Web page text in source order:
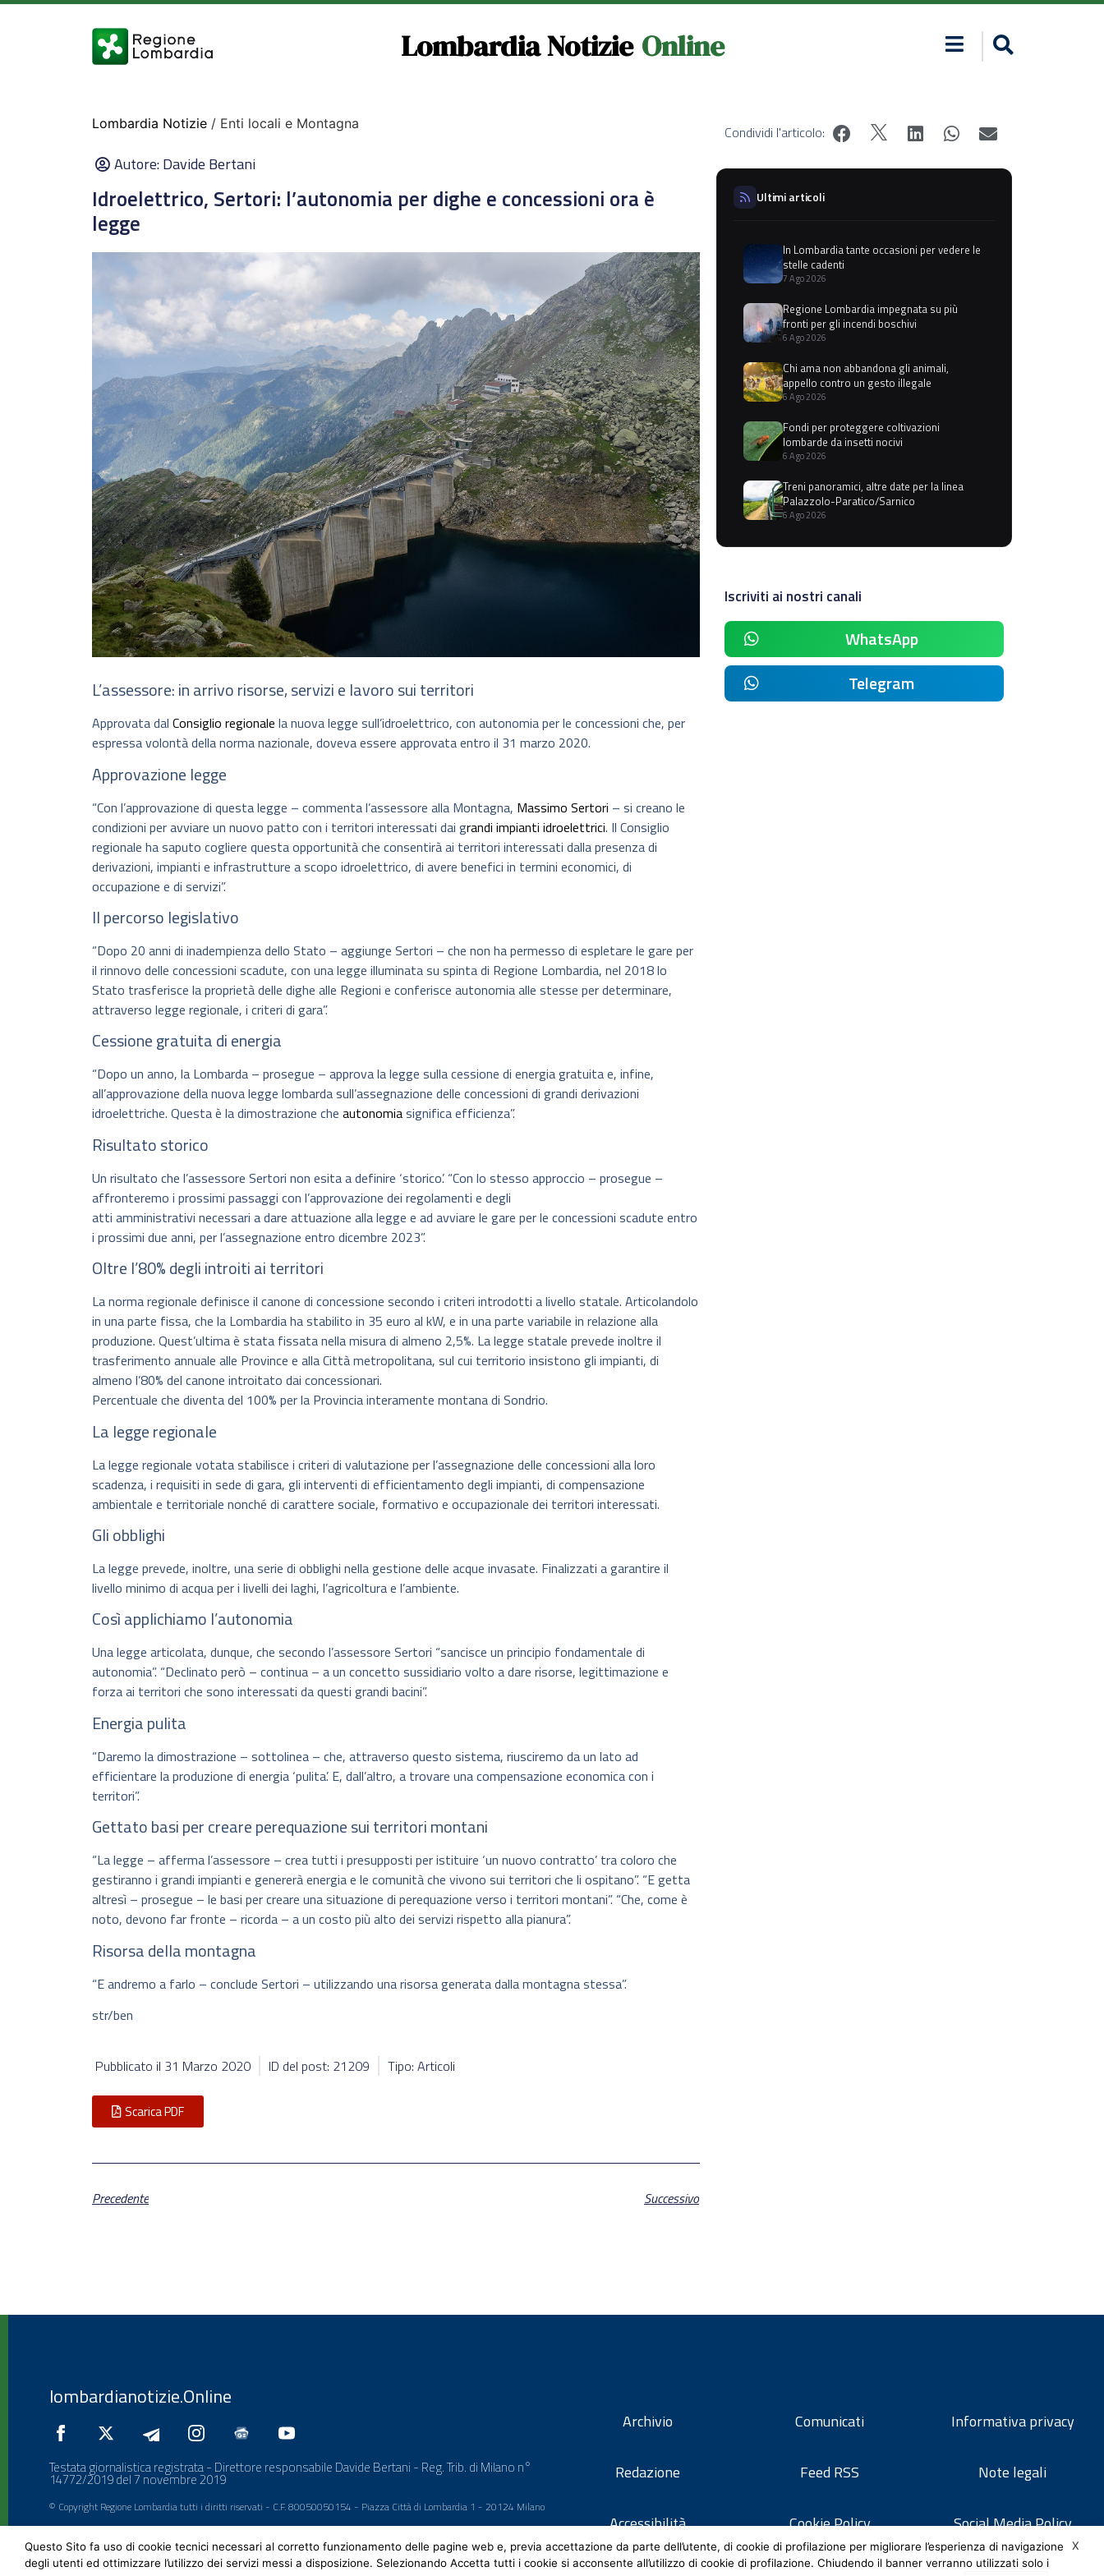
Lombardia Notizie Online
Lombardia Notizie / Enti locali e Montagna
Autore:Davide Bertani
Idroelettrico, Sertori: l’autonomia per dighe e concessioni ora è
legge
L’assessore: in arrivo risorse, servizi e lavoro sui territori
Approvata dal Consiglio regionale la nuova legge sull’idroelettrico, con autonomia per le concessioni che, per
espressa volontà della norma nazionale, doveva essere approvata entro il 31 marzo 2020.
Approvazione legge
“Con l’approvazione di questa legge – commenta l’assessore alla Montagna, Massimo Sertori – si creano le
condizioni per avviare un nuovo patto con i territori interessati dai grandi impianti idroelettrici. Il Consiglio
regionale ha saputo cogliere questa opportunità che consentirà ai territori interessati dalla presenza di
derivazioni, impianti e infrastrutture a scopo idroelettrico, di avere benefici in termini economici, di
occupazione e di servizi”.
Il percorso legislativo
“Dopo 20 anni di inadempienza dello Stato – aggiunge Sertori – che non ha permesso di espletare le gare per
il rinnovo delle concessioni scadute, con una legge illuminata su spinta di Regione Lombardia, nel 2018 lo
Stato trasferisce la proprietà delle dighe alle Regioni e conferisce autonomia alle stesse per determinare,
attraverso legge regionale, i criteri di gara”.
Cessione gratuita di energia
“Dopo un anno, la Lombarda – prosegue – approva la legge sulla cessione di energia gratuita e, infine,
all’approvazione della nuova legge lombarda sull’assegnazione delle concessioni di grandi derivazioni
idroelettriche. Questa è la dimostrazione che autonomiasignifica efficienza”.
Risultato storico
Un risultato che l’assessore Sertori non esita a definire ‘storico’. “Con lo stesso approccio – prosegue –
affronteremo i prossimi passaggi con l’approvazione dei regolamenti e degli
atti amministrativi necessari a dare attuazione alla legge e ad avviare le gare per le concessioni scadute entro
i prossimi due anni, per l’assegnazione entro dicembre 2023”.
Oltre l’80% degli introiti ai territori
La norma regionale definisce il canone di concessione secondo i criteri introdotti a livello statale. Articolandolo
in una parte fissa, che la Lombardia ha stabilito in 35 euro al kW, e in una parte variabile in relazione alla
produzione. Quest’ultima è stata fissata nella misura di almeno 2,5%. La legge statale prevede inoltre il
trasferimento annuale alle Province e alla Città metropolitana, sul cui territorio insistono gli impianti, di
almeno l’80% del canone introitato dai concessionari.
Percentuale che diventa del 100% per la Provincia interamente montana di Sondrio.
La legge regionale
La legge regionale votata stabilisce i criteri di valutazione per l’assegnazione delle concessioni alla loro
scadenza, i requisiti in sede di gara, gli interventi di efficientamento degli impianti, di compensazione
ambientale e territoriale nonché di carattere sociale, formativo e occupazionale dei territori interessati.
Gli obblighi
La legge prevede, inoltre, una serie di obblighi nella gestione delle acque invasate. Finalizzati a garantire il
livello minimo di acqua per i livelli dei laghi, l’agricoltura e l’ambiente.
Così applichiamo l’autonomia
Una legge articolata, dunque, che secondo l’assessore Sertori “sancisce un principio fondamentale di
autonomia”. “Declinato però – continua – a un concetto sussidiario volto a dare risorse, legittimazione e
forza ai territori che sono interessati da questi grandi bacini”.
Energia pulita
“Daremo la dimostrazione – sottolinea – che, attraverso questo sistema, riusciremo da un lato ad
efficientare la produzione di energia ‘pulita’. E, dall’altro, a trovare una compensazione economica con i
territori”.
Gettato basi per creare perequazione sui territori montani
“La legge – afferma l’assessore – crea tutti i presupposti per istituire ‘un nuovo contratto’ tra coloro che
gestiranno i grandi impianti e genererà energia e le comunità che vivono sui territori che li ospitano”. “E getta
altresì – prosegue – le basi per creare una situazione di perequazione verso i territori montani”. “Che, come è
noto, devono far fronte – ricorda – a un costo più alto dei servizi rispetto alla pianura”.
Risorsa della montagna
“E andremo a farlo – conclude Sertori – utilizzando una risorsa generata dalla montagna stessa”.
str/ben
Pubblicato il 31 Marzo 2020 ID del post: 21209 Tipo: Articoli
Scarica PDF
Precedente Successivo
Condividi l'articolo:
Ultimi articoli
In Lombardia tante occasioni per vedere le
stelle cadenti
7 Ago 2026
Regione Lombardia impegnata su più
fronti per gli incendi boschivi
6 Ago 2026
Chi ama non abbandona gli animali,
appello contro un gesto illegale
6 Ago 2026
Fondi per proteggere coltivazioni
lombarde da insetti nocivi
6 Ago 2026
Treni panoramici, altre date per la linea
Palazzolo-Paratico/Sarnico
6 Ago 2026
Iscriviti ai nostri canali
WhatsApp
Telegram
lombardianotizie.Online
Testata giornalistica registrata - Direttore responsabile Davide Bertani - Reg. Trib. di Milano n°
14772/2019 del 7 novembre 2019
© Copyright Regione Lombardia tutti i diritti riservati - C.F. 80050050154 - Piazza Città di Lombardia 1 - 20124 Milano
Archivio
Redazione
Accessibilità
Comunicati
Feed RSS
Cookie Policy
Informativa privacy
Note legali
Social Media Policy
X
Questo Sito fa uso di cookie tecnici necessari al corretto funzionamento delle pagine web e, previa accettazione da parte dell’utente, di cookie di profilazione per migliorare l’esperienza di navigazione
degli utenti ed ottimizzare l’utilizzo dei servizi messi a disposizione. Selezionando Accetta tutti i cookie si acconsente all’utilizzo di cookie di profilazione. Chiudendo il banner verranno utilizzati solo i